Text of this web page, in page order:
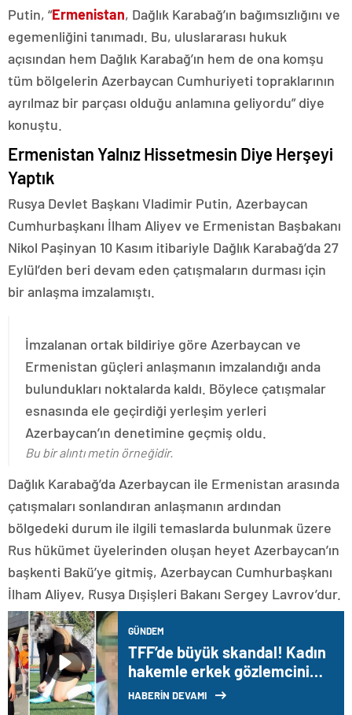
Putin, “Ermenistan, Dağlık Karabağ’ın bağımsızlığını ve
egemenliğini tanımadı. Bu, uluslararası hukuk
açısından hem Dağlık Karabağ’ın hem de ona komşu
tüm bölgelerin Azerbaycan Cumhuriyeti topraklarının
ayrılmaz bir parçası olduğu anlamına geliyordu” diye
konuştu.
Ermenistan Yalnız Hissetmesin Diye Herşeyi
Yaptık
Rusya Devlet Başkanı Vladimir Putin, Azerbaycan
Cumhurbaşkanı İlham Aliyev ve Ermenistan Başbakanı
Nikol Paşinyan 10 Kasım itibariyle Dağlık Karabağ’da 27
Eylül’den beri devam eden çatışmaların durması için
bir anlaşma imzalamıştı.
İmzalanan ortak bildiriye göre Azerbaycan ve
Ermenistan güçleri anlaşmanın imzalandığı anda
bulundukları noktalarda kaldı. Böylece çatışmalar
esnasında ele geçirdiği yerleşim yerleri
Azerbaycan’ın denetimine geçmiş oldu.
Bu bir alıntı metin örneğidir.
Dağlık Karabağ’da Azerbaycan ile Ermenistan arasında
çatışmaları sonlandıran anlaşmanın ardından
bölgedeki durum ile ilgili temaslarda bulunmak üzere
Rus hükümet üyelerinden oluşan heyet Azerbaycan’ın
başkenti Bakü’ye gitmiş, Azerbaycan Cumhurbaşkanı
İlham Aliyev, Rusya Dışişleri Bakanı Sergey Lavrov’dur.
GÜNDEM
TFF’de büyük skandal! Kadın
hakemle erkek gözlemcinin
cinsel içerikli videosu ortaya
HABERİN DEVAMI